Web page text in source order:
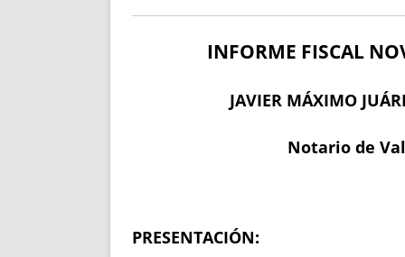
INFORME FISCAL
JAVIER MÁXIMO
Notario de
PRESENTACIÓN: